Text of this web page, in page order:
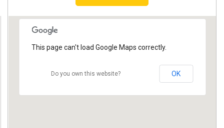
This page can't load Google Maps correctly.
Do you own this website? OK